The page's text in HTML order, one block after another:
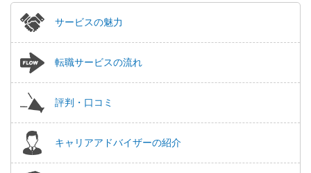
サービスの魅力
転職サービスの流れ
評判・口コミ
キャリアアドバイザーの紹介